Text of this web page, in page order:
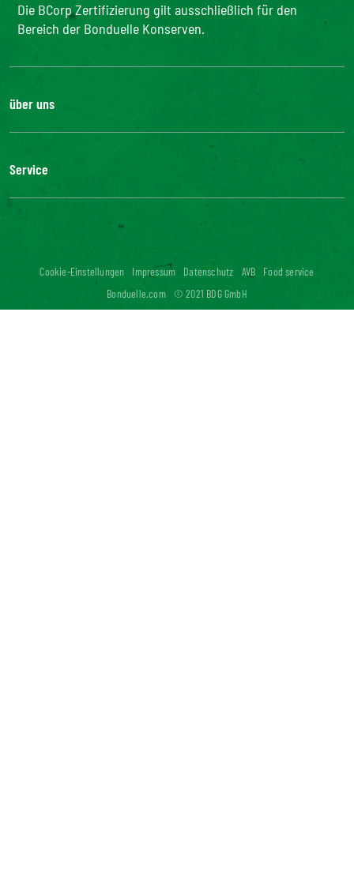
Die BCorp Zertifizierung gilt ausschließlich für den
Bereich der Bonduelle Konserven.
über uns
Karriere
Unser Engagement
Unsere Innovationen
Service
FAQ
Digitale Barrierefreiheit: nicht konform
Cookie-Einstellungen Impressum Datenschutz AVB
Food service
Bonduelle.com
© 2021 BDG GmbH